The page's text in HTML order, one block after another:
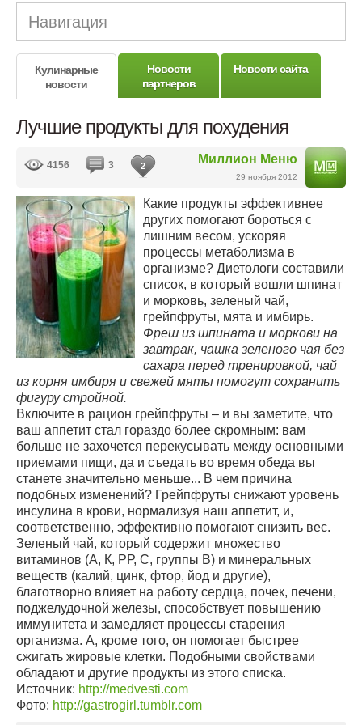
Навигация
Кулинарные
новости
Новости
партнеров
Новости сайта
Лучшие продукты для похудения
Миллион Меню
29 ноября 2012
4156 3 2
Какие продукты эффективнее
других помогают бороться с
лишним весом, ускоряя
процессы метаболизма в
организме? Диетологи составили
список, в который вошли шпинат
и морковь, зеленый чай,
грейпфруты, мята и имбирь.
Фреш из шпината и моркови на
завтрак, чашка зеленого чая без
сахара перед тренировкой, чай
из корня имбиря и свежей мяты помогут сохранить
фигуру стройной.
Включите в рацион грейпфруты – и вы заметите, что
ваш аппетит стал гораздо более скромным: вам
больше не захочется перекусывать между основными
приемами пищи, да и съедать во время обеда вы
станете значительно меньше... В чем причина
подобных изменений? Грейпфруты снижают уровень
инсулина в крови, нормализуя наш аппетит, и,
соответственно, эффективно помогают снизить вес.
Зеленый чай, который содержит множество
витаминов (А, К, РР, С, группы В) и минеральных
веществ (калий, цинк, фтор, йод и другие),
благотворно влияет на работу сердца, почек, печени,
поджелудочной железы, способствует повышению
иммунитета и замедляет процессы старения
организма. А, кроме того, он помогает быстрее
сжигать жировые клетки. Подобными свойствами
обладают и другие продукты из этого списка.
Источник: http://medvesti.com
Фото: http://gastrogirl.tumblr.com